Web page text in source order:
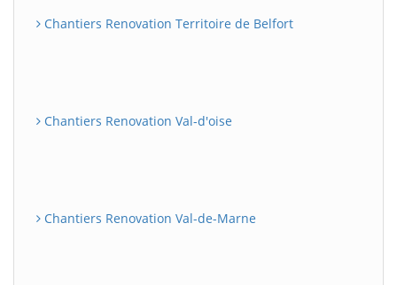
Chantiers Renovation Territoire de Belfort
Chantiers Renovation Val-d'oise
Chantiers Renovation Val-de-Marne